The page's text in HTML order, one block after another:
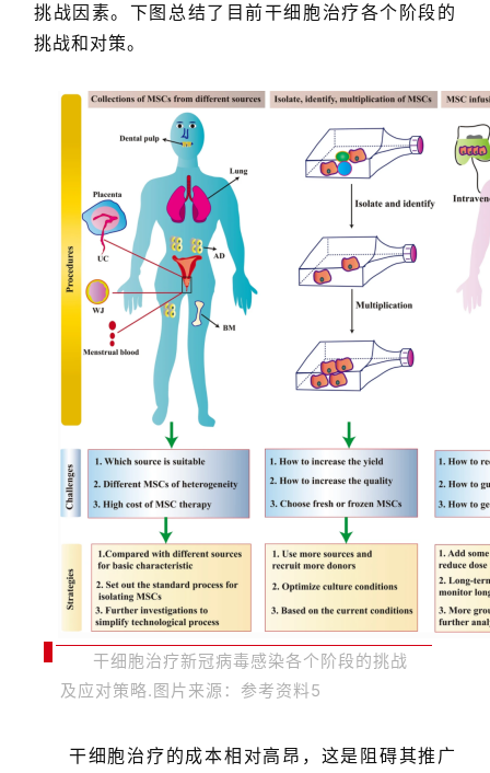
挑战因素。下图总结了目前干细胞治疗各个阶段的
挑战和对策。
干细胞治疗新冠病毒感染各个阶段的挑战
及应对策略.图片来源：参考资料5
干细胞治疗的成本相对高昂，这是阻碍其推广